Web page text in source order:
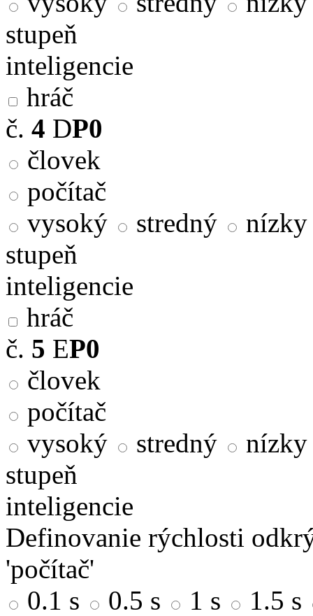
stupeň
inteligencie
hráč
č. 4 DP0
človek
počítač
vysoký
stredný
nízky
stupeň
inteligencie
hráč
č. 5 EP0
človek
počítač
vysoký
stredný
nízky
stupeň
inteligencie
Definovanie rýchlosti
'počítač'
0.1 s
0.5 s 1 s
1.5 s